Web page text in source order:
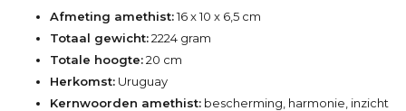
Afmeting amethist:16 x 10 x 6,5 cm
Totaal gewicht:2224 gram
Totale hoogte:20 cm
Herkomst: Uruguay
Kernwoorden amethist: bescherming, harmonie, inzicht